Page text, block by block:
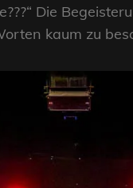
Die
kaum zu